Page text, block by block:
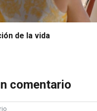
de la vida
comentario